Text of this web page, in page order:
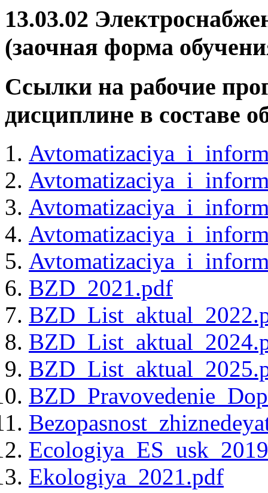
13.03.02
(заочная форма
Ссылки на рабочие
дисциплине в составе
BZD_2021.pdf
Ekologiya_2021.pdf